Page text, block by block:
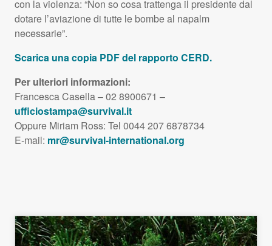
con la violenza: “Non so cosa trattenga il presidente dal
dotare l’aviazione di tutte le bombe al napalm
necessarie”.
Scarica una copia PDFdel rapporto CERD.
Per ulteriori informazioni:
Francesca Casella – 02 8900671 –
ufficiostampa@survival.it
Oppure Miriam Ross: Tel 0044 207 6878734
E-mail: mr@survival-international.org